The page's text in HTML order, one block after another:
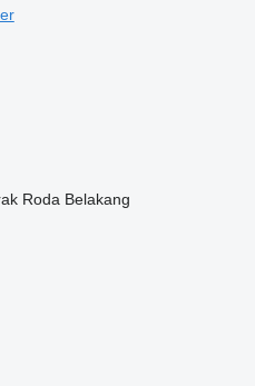
Roda Belakang